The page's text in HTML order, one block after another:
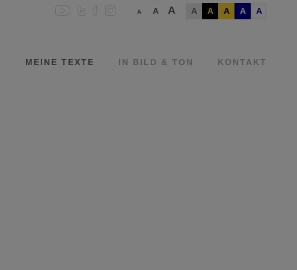
A A A A A A A A
MEINE TEXTE IN BILD & TON KONTAKT